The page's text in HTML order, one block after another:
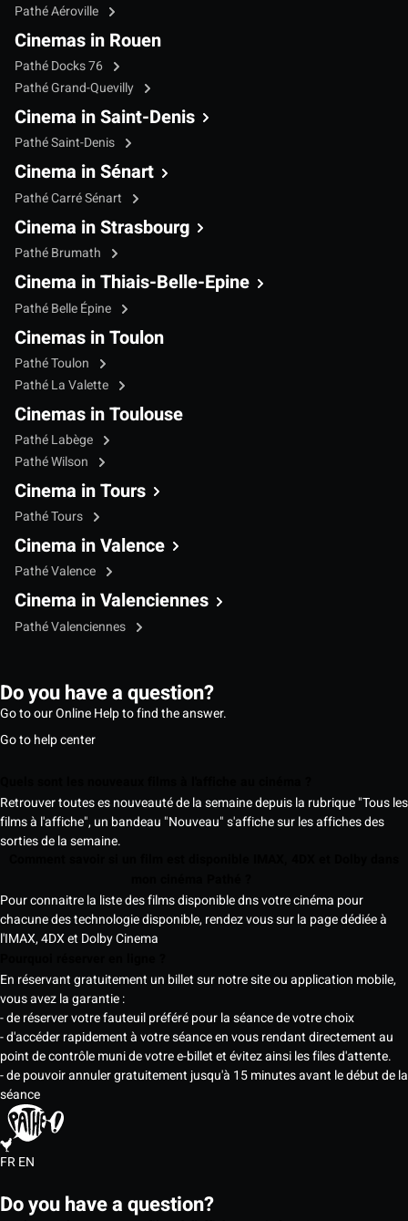
Pathé Aéroville
Cinemas in Rouen
Pathé Docks 76
Pathé Grand-Quevilly
Cinema in Saint-Denis
Pathé Saint-Denis
Cinema in Sénart
Pathé Carré Sénart
Cinema in Strasbourg
Pathé Brumath
Cinema in Thiais-Belle-Epine
Pathé Belle Épine
Cinemas in Toulon
Pathé Toulon
Pathé La Valette
Cinemas in Toulouse
Pathé Labège
Pathé Wilson
Cinema in Tours
Pathé Tours
Cinema in Valence
Pathé Valence
Cinema in Valenciennes
Pathé Valenciennes
Do you have a question?
Go to our Online Help to find the answer.
Go to help center
Retrouver toutes es nouveauté de la semaine depuis la rubrique "Tous les
films à l'affiche", un bandeau "Nouveau" s'affiche sur les affiches des
sorties de la semaine.
Pour connaitre la liste des films disponible dns votre cinéma pour
chacune des technologie disponible, rendez vous sur la page dédiée à
l'IMAX, 4DX et Dolby Cinema
En réservant gratuitement un billet sur notre site ou application mobile,
vous avez la garantie :
- de réserver votre fauteuil préféré pour la séance de votre choix
- d'accéder rapidement à votre séance en vous rendant directement au
point de contrôle muni de votre e-billet et évitez ainsi les files d'attente.
- de pouvoir annuler gratuitement jusqu'à 15 minutes avant le début de la
séance
FREN
Do you have a question?